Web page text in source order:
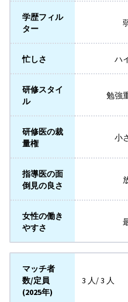
学歴フィル
ター
忙しさ ハ
研修スタイ
ル
勉強
研修医の裁
量権
小
指導医の面
倒見の良さ
女性の働き
やすさ
マッチ者
数/定員
(2025年)
3 人/ 3 人